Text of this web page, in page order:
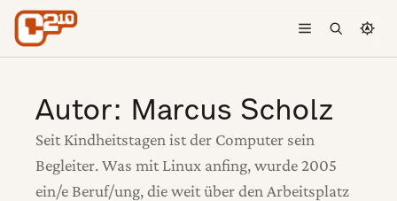
Skip to content
Toggle menu
Open
Autor: Marcus Scholz
Seit Kindheitstagen ist der Computer sein
Begleiter. Was mit Linux anfing, wurde 2005
ein/e Beruf/ung, die weit über den Arbeitsplatz